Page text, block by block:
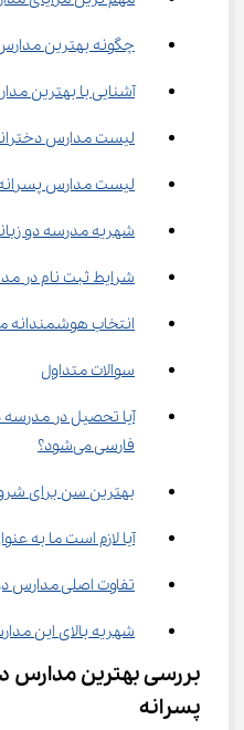
چگونه بهترین مدارس
آشنایی با بهترین
لیست مدارس دخترانه
لیست مدارس پسرانه
شهریه مدرسه دو
شرایط ثبت نام در
انتخاب هوشمندانه
سوالات متداول
آیا تحصیل در مدرسه
فارسی می‌شود؟
بهترین سن برای
آیا لازم است ما به
تفاوت اصلی مدارس دوزبانه و
شهریه بالای این
بررسی بهترین مدارس
پسرانه